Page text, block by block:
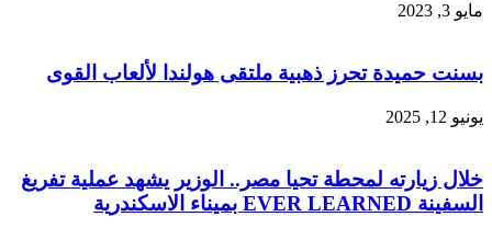
مايو 3, 2023
بسنت حميدة تحرز ذهبية ملتقى هولندا لألعاب القوى
يونيو 12, 2025
خلال زيارته لمحطة تحيا مصر.. الوزير يشهد عملية تفريغ
السفينة EVER LEARNED بميناء الاسكندرية